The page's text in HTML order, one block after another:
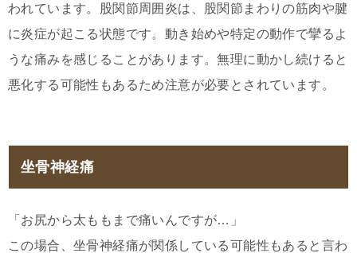
われています。股関節周囲炎は、股関節まわりの筋肉や腱
に炎症が起こる状態です。動き始めや特定の動作で攣るよ
うな痛みを感じることがあります。無理に動かし続けると
悪化する可能性もあるため注意が必要とされています。
坐骨神経痛
「お尻から太ももまで痛いんですが…」
この場合、坐骨神経痛が関係している可能性もあると言わ